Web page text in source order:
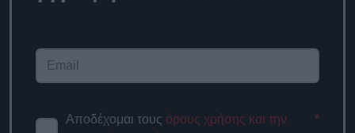
Αποδέχομαι τους όρους χρήσης και την
*